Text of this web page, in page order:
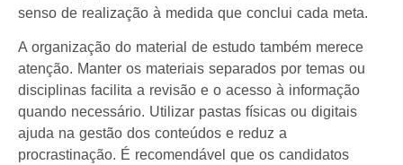
senso de realização à medida que conclui cada meta.
A organização do material de estudo também merece
atenção. Manter os materiais separados por temas ou
disciplinas facilita a revisão e o acesso à informação
quando necessário. Utilizar pastas físicas ou digitais
ajuda na gestão dos conteúdos e reduz a
procrastinação. É recomendável que os candidatos